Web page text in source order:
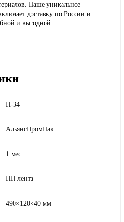
Наше уникальное
доставку по России и
и выгодной.
H-34
АльянсПромПак
1 мес.
ПП лента
490×120×40 мм